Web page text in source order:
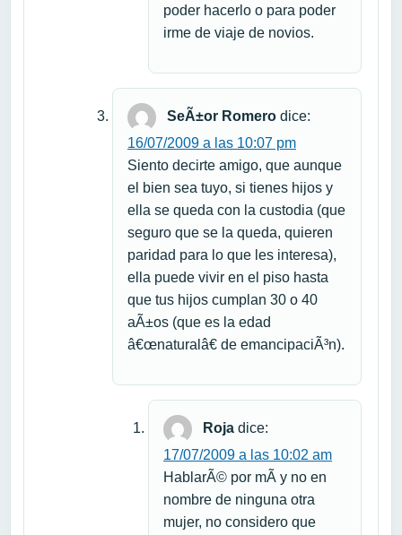
poder hacerlo o para poder
irme de viaje de novios.
SeÃ±or Romero dice:
16/07/2009 a las 10:07 pm
Siento decirte amigo, que aunque
el bien sea tuyo, si tienes hijos y
ella se queda con la custodia (que
seguro que se la queda, quieren
paridad para lo que les interesa),
ella puede vivir en el piso hasta
que tus hijos cumplan 30 o 40
aÃ±os (que es la edad
â€œnaturalâ€ de emancipaciÃ³n).
Roja dice:
17/07/2009 a las 10:02 am
HablarÃ© por mÃ­ y no en
nombre de ninguna otra
mujer, no considero que